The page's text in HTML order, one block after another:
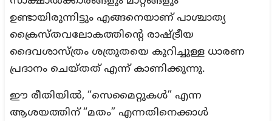
ഉണ്ടായിരുന്നിട്ടും എങ്ങനെയാണ് പാശ്ചാത്യ
ക്രൈസ്‌തവലോകത്തിന്റെ രാഷ്ട്രീയ
ദൈവശാസ്ത്രം ശത്രുതയെ കുറിച്ചുള്ള ധാരണ
പ്രദാനം ചെയ്തത് എന്ന് കാണിക്കുന്നു.
ഈ രീതിയിൽ, “സെമൈറ്റുകൾ” എന്ന
ആശയത്തിന് “മതം” എന്നതിനെക്കാൾ